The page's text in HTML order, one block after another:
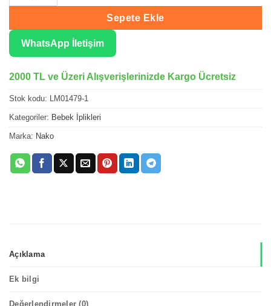
Sepete Ekle
WhatsApp İletişim
2000 TL ve Üzeri Alışverişlerinizde Kargo Ücretsiz
Stok kodu: LM01479-1
Kategoriler: Bebek İplikleri
Marka: Nako
Açıklama
Ek bilgi
Değerlendirmeler (0)